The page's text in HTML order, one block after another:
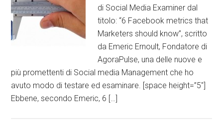
di Social Media Examiner dal
titolo: “6 Facebook metrics that
Marketers should know”, scritto
da Emeric Ernoult, Fondatore di
AgoraPulse, una delle nuove e
più promettenti di Social media Management che ho
avuto modo di testare ed esaminare. [space height=”5″]
Ebbene, secondo Emeric, 6 […]